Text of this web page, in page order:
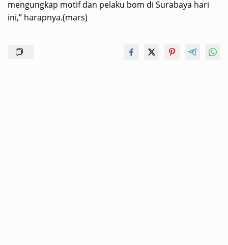
mengungkap motif dan pelaku bom di Surabaya hari
ini,” harapnya.(mars)